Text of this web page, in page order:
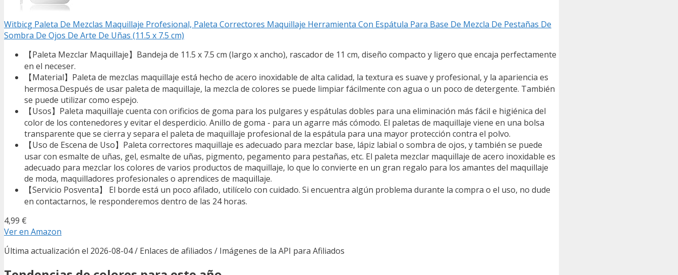
Witbicg Paleta De Mezclas Maquillaje Profesional, Paleta Correctores Maquillaje Herramienta Con Espátula Para Base De Mezcla De Pestañas De
Sombra De Ojos De Arte De Uñas (11.5 x 7.5 cm)
【Paleta Mezclar Maquillaje】Bandeja de 11.5 x 7.5 cm (largo x ancho), rascador de 11 cm, diseño compacto y ligero que encaja perfectamente
en el neceser.
【Material】Paleta de mezclas maquillaje está hecho de acero inoxidable de alta calidad, la textura es suave y profesional, y la apariencia es
hermosa.Después de usar paleta de maquillaje, la mezcla de colores se puede limpiar fácilmente con agua o un poco de detergente. También
se puede utilizar como espejo.
【Usos】Paleta maquillaje cuenta con orificios de goma para los pulgares y espátulas dobles para una eliminación más fácil e higiénica del
color de los contenedores y evitar el desperdicio. Anillo de goma - para un agarre más cómodo. El paletas de maquillaje viene en una bolsa
transparente que se cierra y separa el paleta de maquillaje profesional de la espátula para una mayor protección contra el polvo.
【Uso de Escena de Uso】Paleta correctores maquillaje es adecuado para mezclar base, lápiz labial o sombra de ojos, y también se puede
usar con esmalte de uñas, gel, esmalte de uñas, pigmento, pegamento para pestañas, etc. El paleta mezclar maquillaje de acero inoxidable es
adecuado para mezclar los colores de varios productos de maquillaje, lo que lo convierte en un gran regalo para los amantes del maquillaje
de moda, maquilladores profesionales o aprendices de maquillaje.
【Servicio Posventa】 El borde está un poco afilado, utilícelo con cuidado. Si encuentra algún problema durante la compra o el uso, no dude
en contactarnos, le responderemos dentro de las 24 horas.
4,99 €
Ver en Amazon
Última actualización el 2026-08-04 / Enlaces de afiliados / Imágenes de la API para Afiliados